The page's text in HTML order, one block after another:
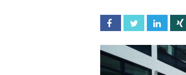
Facebook Twitter Linkedin